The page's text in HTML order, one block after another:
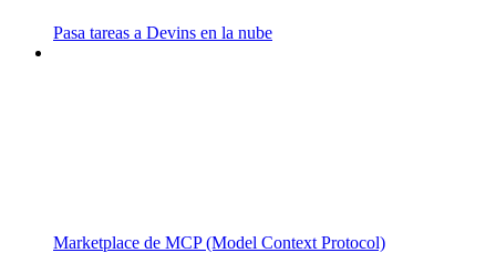
Pasa tareas a Devins en la nube
Marketplace de MCP (Model Context Protocol)